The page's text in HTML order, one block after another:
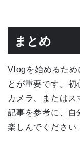
まとめ
Vlogを始めるため
とが重要です。
カメラ、または
記事を参考に、自
楽しんでください